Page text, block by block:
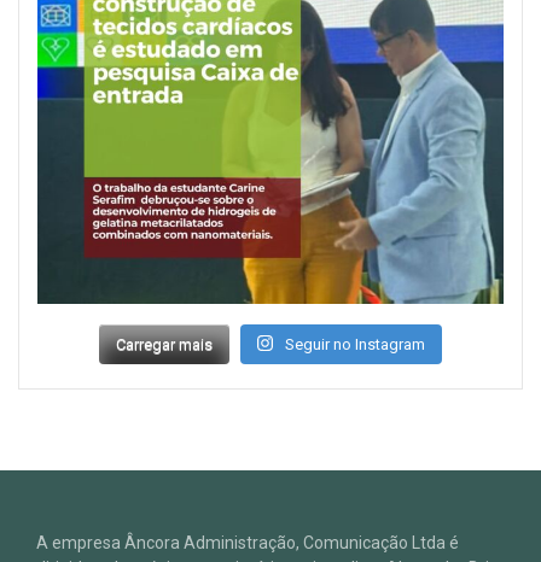
Carregar mais Seguir no Instagram
A empresa Âncora Administração, Comunicação Ltda é